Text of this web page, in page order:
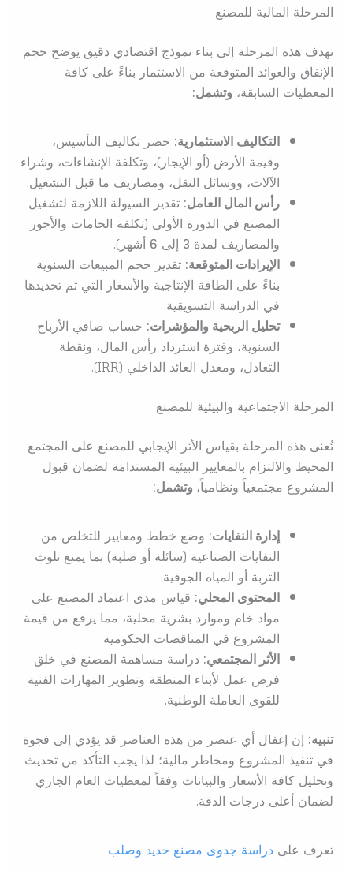
المرحلة المالية للمصنع
تهدف هذه المرحلة إلى بناء نموذج اقتصادي دقيق يوضح حجم
الإنفاق والعوائد المتوقعة من الاستثمار بناءً على كافة
المعطيات السابقة، وتشمل:
التكاليف الاستثمارية:حصر تكاليف التأسيس،
وقيمة الأرض (أو الإيجار)، وتكلفة الإنشاءات، وشراء
الآلات، ووسائل النقل، ومصاريف ما قبل التشغيل.
رأس المال العامل:تقدير السيولة اللازمة لتشغيل
المصنع في الدورة الأولى (تكلفة الخامات والأجور
والمصاريف لمدة 3إلى 6أشهر).
الإيرادات المتوقعة:تقدير حجم المبيعات السنوية
بناءً على الطاقة الإنتاجية والأسعار التي تم تحديدها
في الدراسة التسويقية.
تحليل الربحية والمؤشرات:حساب صافي الأرباح
السنوية، وفترة استرداد رأس المال، ونقطة
التعادل، ومعدل العائد الداخلي (IRR).
المرحلة الاجتماعية والبيئية للمصنع
تُعنى هذه المرحلة بقياس الأثر الإيجابي للمصنع على المجتمع
المحيط والالتزام بالمعايير البيئية المستدامة لضمان قبول
المشروع مجتمعياً ونظامياً،وتشمل:
إدارة النفايات:وضع خطط ومعايير للتخلص من
النفايات الصناعية (سائلة أو صلبة) بما يمنع تلوث
التربة أو المياه الجوفية.
المحتوى المحلي:قياس مدى اعتماد المصنع على
مواد خام وموارد بشرية محلية، مما يرفع من قيمة
المشروع في المناقصات الحكومية.
الأثر المجتمعي:دراسة مساهمة المصنع في خلق
فرص عمل لأبناء المنطقة وتطوير المهارات الفنية
للقوى العاملة الوطنية.
تنبيه:إن إغفال أي عنصر من هذه العناصر قد يؤدي إلى فجوة
في تنفيذ المشروع ومخاطر مالية؛ لذا يجب التأكد من تحديث
وتحليل كافة الأسعار والبيانات وفقاً لمعطيات العام الجاري
لضمان أعلى درجات الدقة.
تعرف على دراسة جدوى مصنع حديد وصلب